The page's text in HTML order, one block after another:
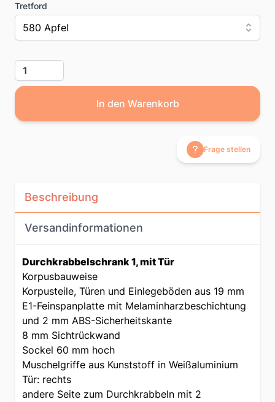
Tretford
580 Apfel
Menge
In den Warenkorb
Frage stellen
Beschreibung
Versandinformationen
Durchkrabbelschrank 1, mit Tür
Korpusbauweise
Korpusteile, Türen und Einlegeböden aus 19 mm
E1-Feinspanplatte mit Melaminharzbeschichtung
und 2 mm ABS-Sicherheitskante
8 mm Sichtrückwand
Sockel 60 mm hoch
Muschelgriffe aus Kunststoff in Weißaluminium
Tür: rechts
andere Seite zum Durchkrabbeln mit 2